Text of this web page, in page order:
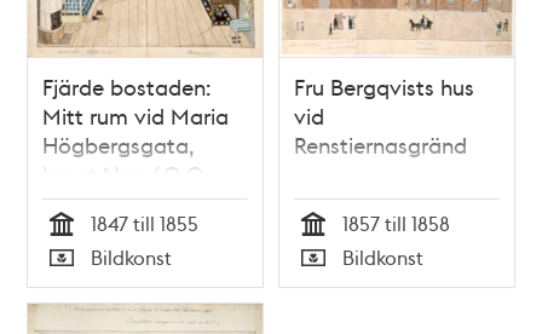
Fjärde bostaden:
Mitt rum vid Maria
Högbergsgata,
huset N:ro 60 Qv.
Fatbursbrunnen. En
trappa upp.
Personer:
Undertecknad.
Doctor Levin.
Tid
1847 till 1855
Typ
Bildkonst
Fru Bergqvists hus
vid
Renstiernasgränd
Tid
1857 till 1858
Typ
Bildkonst